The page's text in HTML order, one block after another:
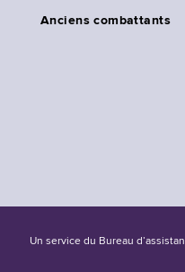
Anciens combattants
Un service du Bureau